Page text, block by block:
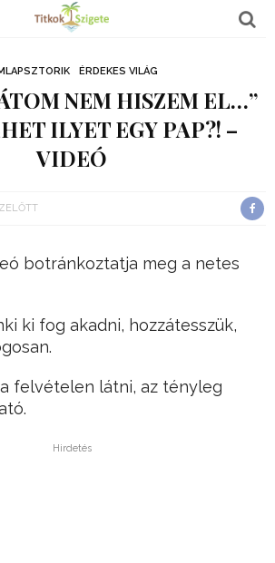
ÉRDEKES VILÁG
NEM HISZEM EL…”
ILYET EGY PAP?! –
VIDEÓ
botránkoztatja meg a netes
ki fog akadni, hozzátesszük,
felvételen látni, az tényleg
Hirdetés